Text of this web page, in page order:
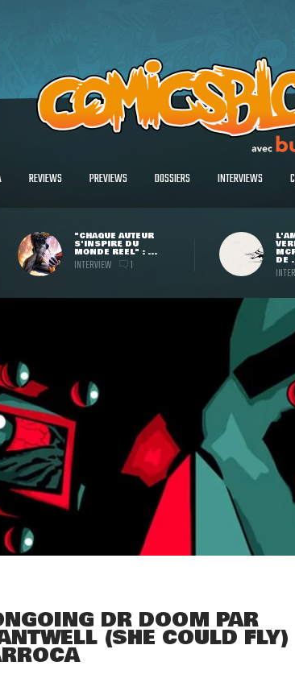
REVIEWS PREVIEWS DOSSIERS INTERVIEWS
"CHAQUE AUTEUR
S'INSPIRE DU
MONDE RÉEL" : ...
INTERVIEW 1 DE
DR DOOM PAR
(SHE COULD FLY)